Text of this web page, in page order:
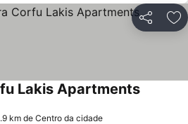
Partilhar
Lakis Apartments
km de Centro da cidade